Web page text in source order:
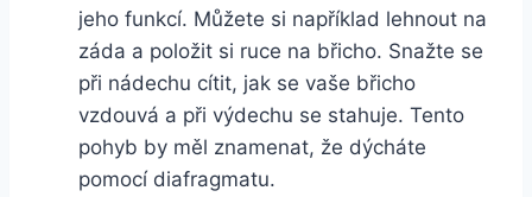
jeho funkcí. Můžete si například lehnout na
záda a položit si ruce na břicho. Snažte se
při nádechu cítit, jak se vaše břicho
vzdouvá a při výdechu se stahuje. Tento
pohyb by měl znamenat, že dýcháte
pomocí diafragmatu.